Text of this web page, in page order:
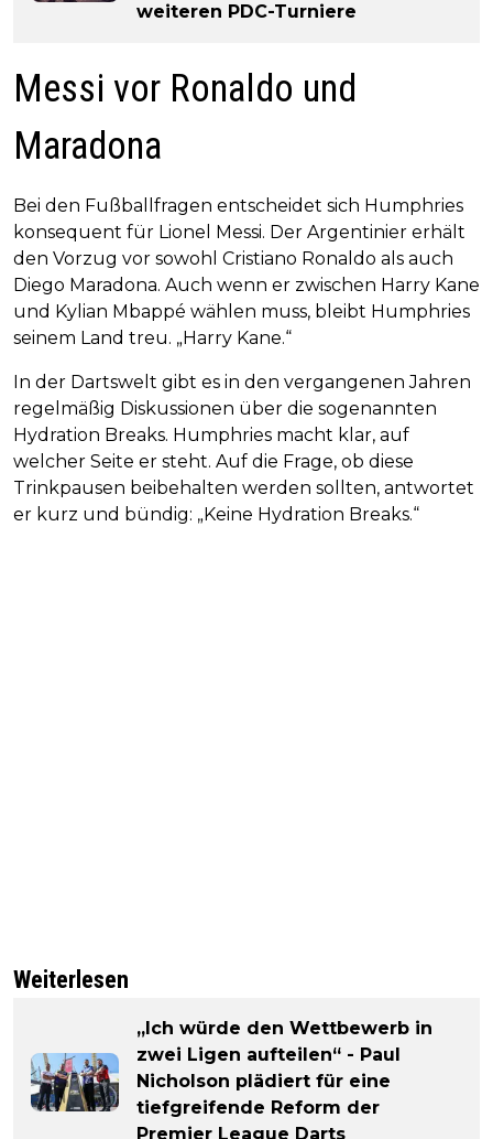
weiteren PDC-Turniere
Messi vor Ronaldo und
Maradona
Bei den Fußballfragen entscheidet sich Humphries
konsequent für Lionel Messi. Der Argentinier erhält
den Vorzug vor sowohl Cristiano Ronaldo als auch
Diego Maradona. Auch wenn er zwischen Harry Kane
und Kylian Mbappé wählen muss, bleibt Humphries
seinem Land treu. „Harry Kane.“
In der Dartswelt gibt es in den vergangenen Jahren
regelmäßig Diskussionen über die sogenannten
Hydration Breaks. Humphries macht klar, auf
welcher Seite er steht. Auf die Frage, ob diese
Trinkpausen beibehalten werden sollten, antwortet
er kurz und bündig: „Keine Hydration Breaks.“
Weiterlesen
„Ich würde den Wettbewerb in
zwei Ligen aufteilen“ - Paul
Nicholson plädiert für eine
tiefgreifende Reform der
Premier League Darts